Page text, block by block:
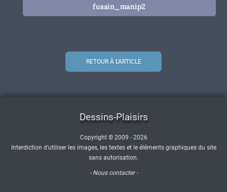
fusain_manip2
RETOUR À L'ARTICLE
Dessins-Plaisirs
Copyright © 2009 - 2026
Interdiction d'utiliser les images, les textes et le éléments graphiques du site
sans autorisation.
- Nous contacter -